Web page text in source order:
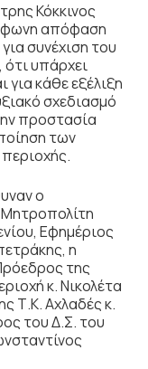
Κόκκινος
απόφαση
συνέχιση του
υπάρχει
για κάθε εξέλιξη
σχεδιασμό
προστασία
των
ο
Εφημέριος
η
της
κ. Νικολέτα
Τ.Κ. Αχλαδές κ.
του Δ.Σ. του